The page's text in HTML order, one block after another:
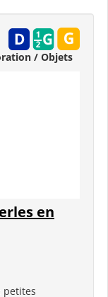
/ Objets
en
petites